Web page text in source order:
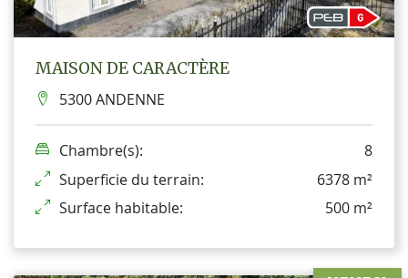
MAISON DE CARACTÈRE
5300 ANDENNE
Chambre(s):
8
Superficie du terrain:
6378 m²
Surface habitable:
500 m²